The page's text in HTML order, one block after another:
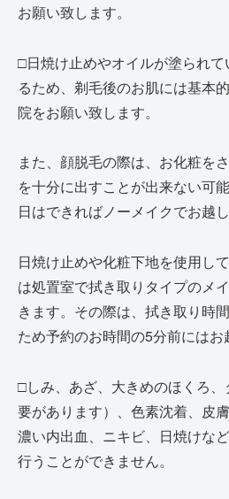
お願い致します。
□日焼け止めやオイルが塗られ
るため、剃毛後のお肌には基本
院をお願い致します。
また、顔脱毛の際は、お化粧を
を十分に出すことが出来ない可
日はできればノーメイクでお越し
日焼け止めや化粧下地を使用し
は処置室で拭き取りタイプのメ
きます。 その際は、拭き取り時
ため予約のお時間の5分前にはお
□しみ、あざ、大きめのほくろ
要があります）、色素沈着、皮
濃い内出血、ニキビ、日焼けな
行うことができません。